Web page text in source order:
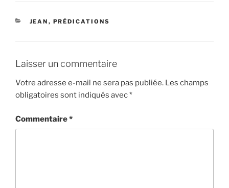
CATÉGORIES
JEAN , PRÉDICATIONS
Laisser un commentaire
Votre adresse e-mail ne sera pas publiée. Les champs
obligatoires sont indiqués avec*
Commentaire*